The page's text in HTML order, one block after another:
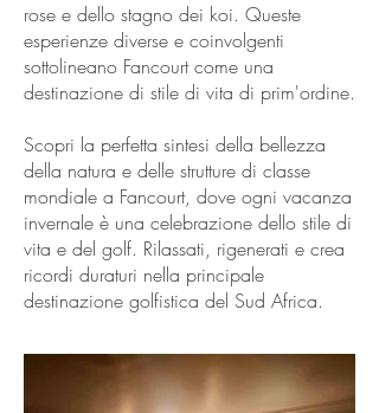
rose e dello stagno dei koi. Queste
esperienze diverse e coinvolgenti
sottolineano Fancourt come una
destinazione di stile di vita di prim'ordine.
Scopri la perfetta sintesi della bellezza
della natura e delle strutture di classe
mondiale a Fancourt, dove ogni vacanza
invernale è una celebrazione dello stile di
vita e del golf. Rilassati, rigenerati e crea
ricordi duraturi nella principale
destinazione golfistica del Sud Africa.